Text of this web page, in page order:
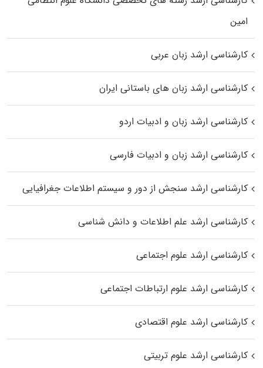
اﻣﻴﻦ
کارشناسی ارشد زبان عربی
کارشناسی ارشد زبان‌ های باستانی ایران
کارشناسی ارشد زبان و ادبیات اردو
کارشناسی ارشد زبان و ادبیات فارسی
کارشناسی ارشد سنجش از دور و سیستم اطلاعات جغرافیایی
کارشناسی ارشد علم اطلاعات و دانش شناسی
کارشناسی ارشد علوم اجتماعی
کارشناسی ارشد علوم ارتباطات اجتماعی
کارشناسی ارشد علوم اقتصادی
کارشناسی ارشد علوم تربیتی